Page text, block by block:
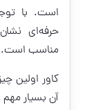
است. با
حرفه‌ای
مناسب است.
کاور اولین
آن بسیار